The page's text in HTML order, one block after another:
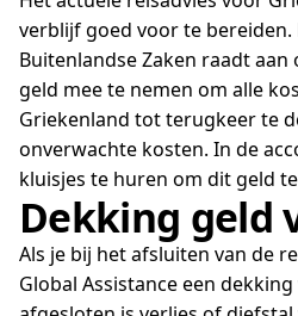
verblijf goed voor te
Buitenlandse Zaken raadt
geld mee te nemen om alle
Griekenland tot terugkeer te
onverwachte kosten. In de
kluisjes te huren om dit geld
Dekking geld
Als je bij het afsluiten van de
Global Assistance een